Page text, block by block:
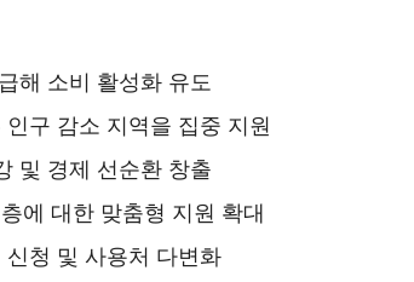
해 소비 활성화 유도
구 감소 지역을 집중 지원
및 경제 선순환 창출
에 대한 맞춤형 지원 확대
청 및 사용처 다변화